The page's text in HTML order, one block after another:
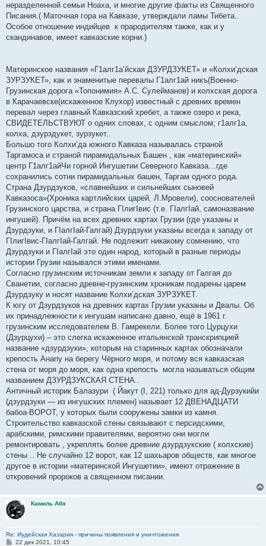
неразделенной семьи Ноаха, и многие другие факты из Священного
Писания.( Маточная гора на Кавказе, утверждали ламы Тибета..
Особое отношение индийцев к прародителям также, как и у
скандинавов, имеет кавказские корни.)
Материнское названия «Г1алг1а’йская ДЗУРДЗУКЕТ» и «Колхи’дская
ЗУРЗУКЕТ», как и знаменитые перевалы Г1алг1ай никъ(Военно-
Грузинская дорога «Топонимия» А.С. Сулейманов) и колхская дорога
в Карачаевске(искаженное Клухор) известный с древних времен
перевал через главный Кавказский хребет, а также озеро и река,
СВИДЕТЕЛЬСТВУЮТ о одних словах, с одним смыслом; г1алг1а,
колха, дзурздукет, зурзукет..
Большо того Колхи’да южного Кавказа называлась страной
Таргамоса и страной пирамидальных Башен , как «материнский»
центр Г1алг1айЧи горной Ингушетии Северного Кавказа…где
сохранились сотни пирамидальных башен, Таргам одного рода.
Страна Дзурдзуков, «славнейших и сильнейших сыновей
Кавказоса»(Хроника картлийских царей, Л.Мровели), сооснователей
Грузинского царства, и страна ГIлигIвис (т.е. ГIалгIай, самоназвание
ингушей). Причём на всех древних картах Грузии (где указаны и
Дзурдзуки, и ГIалгIай-Галгай) Дзурдзуки указаны всегда к западу от
ГIлигIвис-ГIалгIай-Галгай. Не подлежит никакому сомнению, что
Дзурдзуки и ГIалгIай это один народ, который в разные периоды
истории Грузии назывался этими именами.
Согласно грузинским источникам земли к западу от Галгая до
Сванетии, согласно древне-грузинским хроникам подарены царем
Дзурдзуку и носят название Колхи’дская ЗУРЗУКЕТ.
К югу от Дзурдзуков на древних картах Грузии указаны и Двалы. Об
их принадлежности к ингушам написано давно, ещё в 1961 г.
грузинским исследователем В. Гамрекели. Более того Цурцухи
(Дзурцухи) – это слегка искаженное итальянской транскрипцией
название «дзурдзуки», которым на старинных картах обозначали
крепость Анапу на берегу Чёрного моря, и потому вся кавказская
стена от моря до моря, как одна крепость могла называться общим
названием ДЗУРДЗУКСКАЯ СТЕНА..
Античный историк Балазури ( Йакут (I, 221) только для ад-Дурзукийи
(дзурдзуки — из ингушских племен) называет 12 ДВЕНАДЦАТИ
бабоа-ВОРОТ, у которых были сооружены замки из камня.
Строительство кавказской стены связывают с персидскими,
арабскими, римскими правителями, вероятно они могли
ремонтировать , укреплять более древние дзурдзукские ( колхские)
стены .. Не случайно 12 ворот, как 12 шахьаров обществ, как многое
другое в истории «материнской Ингушетии», имеют отражение в
откровений пророков а священном писании.
Камиль Абэ
Re: Иудейская Хазария - причины появления и уничтожения
С22 дек 2021, 10:45